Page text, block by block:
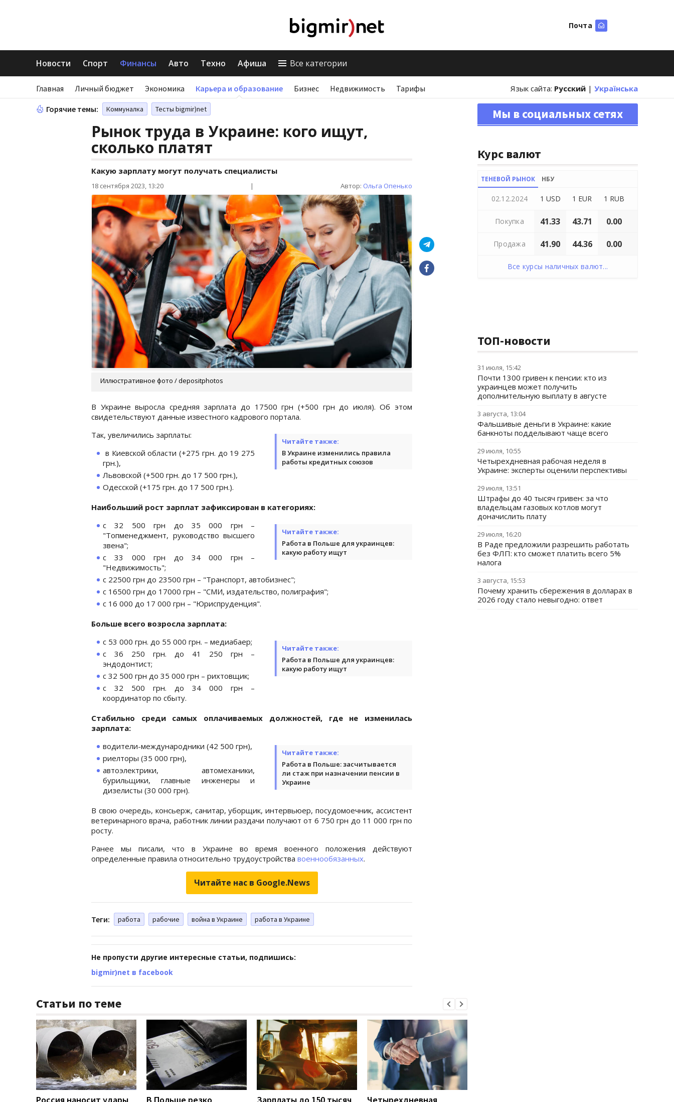
Почта
Новости Спорт Финансы Авто Техно Афиша Все категории
Главная Личный бюджет Экономика Карьера и образование Бизнес Недвижимость Тарифы Язык сайта: Русский | Українська
Горячие темы: Коммуналка Тесты bigmir)net
Рынок труда в Украине: кого ищут,
сколько платят
Какую зарплату могут получать специалисты
18 сентября 2023, 13:20 | Автор: Ольга Опенько
Иллюстративное фото / depositphotos
В Украине выросла средняя зарплата до 17500 грн (+500 грн до июля). Об этом
свидетельствуют данные известного кадрового портала.
Читайте также:
В Украине изменились правила
работы кредитных союзов
Так, увеличились зарплаты:
в Киевской области (+275 грн. до 19 275
грн.),
Львовской (+500 грн. до 17 500 грн.),
Одесской (+175 грн. до 17 500 грн.).
Наибольший рост зарплат зафиксирован в категориях:
Читайте также:
Работа в Польше для украинцев:
какую работу ищут
с 32 500 грн до 35 000 грн –
"Топменеджмент, руководство высшего
звена";
с 33 000 грн до 34 000 грн –
"Недвижимость";
с 22500 грн до 23500 грн – "Транспорт, автобизнес";
с 16500 грн до 17000 грн – "СМИ, издательство, полиграфия";
с 16 000 до 17 000 грн – "Юриспруденция".
Больше всего возросла зарплата:
Читайте также:
Работа в Польше для украинцев:
какую работу ищут
с 53 000 грн. до 55 000 грн. – медиабаер;
с 36 250 грн. до 41 250 грн –
эндодонтист;
с 32 500 грн до 35 000 грн – рихтовщик;
с 32 500 грн. до 34 000 грн –
координатор по сбыту.
Стабильно среди самых оплачиваемых должностей, где не изменилась
зарплата:
Читайте также:
Работа в Польше: засчитывается
ли стаж при назначении пенсии в
Украине
водители-международники (42 500 грн),
риелторы (35 000 грн),
автоэлектрики, автомеханики,
бурильщики, главные инженеры и
дизелисты (30 000 грн).
В свою очередь, консьерж, санитар, уборщик, интервьюер, посудомоечник, ассистент
ветеринарного врача, работник линии раздачи получают от 6 750 грн до 11 000 грн по
росту.
Ранее мы писали, что в Украине во время военного положения действуют
определенные правила относительно трудоустройства военнообязанных.
Читайте нас в Google.News
Теги: работа рабочие война в Украине работа в Украине
Не пропусти другие интересные статьи, подпишись:
bigmir)net в facebook
Статьи по теме
Россия наносит удары
В Польше резко
Зарплаты до 150 тысяч
Четырехдневная
Мы в социальных сетях
Курс валют
ТЕНЕВОЙ РЫНОК НБУ
02.12.2024 1 USD 1 EUR 1 RUB
Покупка 41.33 43.71 0.00
Продажа 41.90 44.36 0.00
Все курсы наличных валют...
ТОП-новости
31 июля, 15:42
Почти 1300 гривен к пенсии: кто из
украинцев может получить
дополнительную выплату в августе
3 августа, 13:04
Фальшивые деньги в Украине: какие
банкноты подделывают чаще всего
29 июля, 10:55
Четырехдневная рабочая неделя в
Украине: эксперты оценили перспективы
29 июля, 13:51
Штрафы до 40 тысяч гривен: за что
владельцам газовых котлов могут
доначислить плату
29 июля, 16:20
В Раде предложили разрешить работать
без ФЛП: кто сможет платить всего 5%
налога
3 августа, 15:53
Почему хранить сбережения в долларах в
2026 году стало невыгодно: ответ